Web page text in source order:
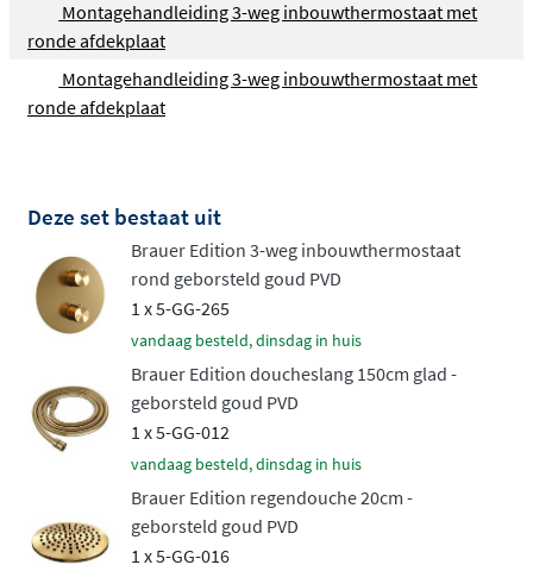
een plafondbuis voor een luxe spa-ervaring.
Flexibele handdouche opties
De set biedt keuze tussen twee types handdouches: een
eenvoudig wisselt tussen verschillende waterpatronen
via een drukknop. Je kunt de handdouche plaatsen in
een vaste wandhouder of aan een glijstang voor in
hoogte verstelbaar comfort. Beide varianten worden
compleet geleverd met een 150cm flexibele
doucheslang.
Uitgebreide kleurcollectie
De Edition collectie kenmerkt zich door uitgebreide
keuzemogelijkheden in kleur en afwerking. Naast het
klassiekeglanzende chroom
Montagehandleiding 3-weg inbouwthermostaat met
ronde afdekplaat
Montagehandleiding 3-weg inbouwthermostaat met
ronde afdekplaat
Deze set bestaat uit
Brauer Edition 3-weg inbouwthermostaat
rond geborsteld goud PVD
1 x 5-GG-265
vandaag besteld, dinsdag in huis
Brauer Edition doucheslang 150cm glad -
geborsteld goud PVD
1 x 5-GG-012
vandaag besteld, dinsdag in huis
Brauer Edition regendouche 20cm -
geborsteld goud PVD
1 x 5-GG-016